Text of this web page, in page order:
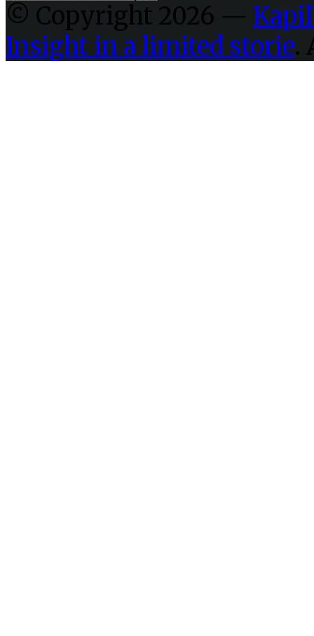
© Copyright 2026 —
Insight in a limited storie.